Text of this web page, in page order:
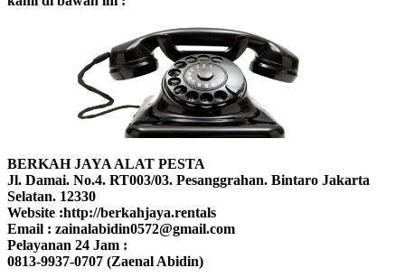
BERKAH JAYA ALAT PESTA
Jl. Damai. No.4. RT003/03. Pesanggrahan. Bintaro Jakarta
Selatan. 12330
Website :http://berkahjaya.rentals
Email : zainalabidin0572@gmail.com
Pelayanan 24 Jam :
0813-9937-0707 (Zaenal Abidin)